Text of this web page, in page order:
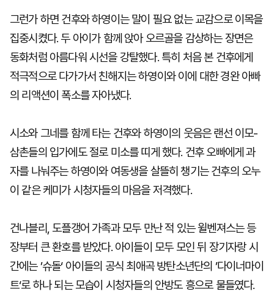
그런가 하면 건후와 하영이는 말이 필요 없는 교감으로 이목을
집중시켰다. 두 아이가 함께 앉아 오르골을 감상하는 장면은
동화처럼 아름다워 시선을 강탈했다. 특히 처음 본 건후에게
적극적으로 다가가서 친해지는 하영이와 이에 대한 경완 아빠
의 리액션이 폭소를 자아냈다.
시소와 그네를 함께 타는 건후와 하영이의 웃음은 랜선 이모-
삼촌들의 입가에도 절로 미소를 띠게 했다. 건후 오빠에게 과
자를 나눠주는 하영이와 여동생을 살뜰히 챙기는 건후의 오누
이 같은 케미가 시청자들의 마음을 저격했다.
건나블리, 도플갱어 가족과 모두 만난 적 있는 윌벤져스는 등
장부터 큰 환호를 받았다. 아이들이 모두 모인 뒤 장기자랑 시
간에는 ’슈돌‘ 아이들의 공식 최애곡 방탄소년단의 ’다이너마이
트‘로 하나 되는 모습이 시청자들의 안방도 흥으로 물들였다.